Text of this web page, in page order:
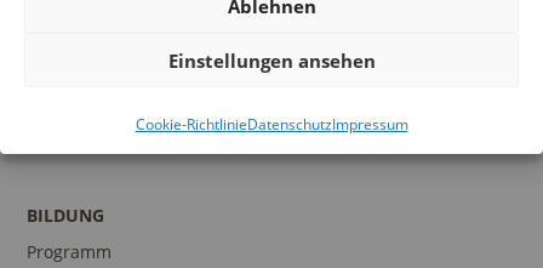
Ablehnen
Einstellungen ansehen
Cookie-RichtlinieDatenschutzImpressum
BILDUNG
Programm